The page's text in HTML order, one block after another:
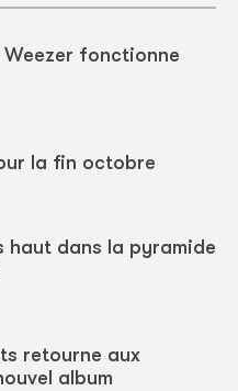
fonctionne
la fin octobre
haut dans la pyramide
retourne aux
album